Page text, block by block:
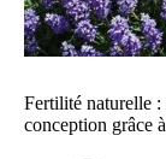
Fertilité naturelle :
conception grâce